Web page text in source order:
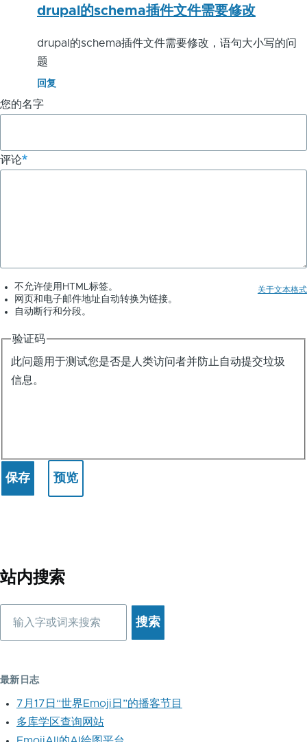
drupal的schema插件文件需要修改
drupal的schema插件文件需要修改，语句大小写的问
题
回复
您的名字
评论
关于文本格式
不允许使用HTML标签。
网页和电子邮件地址自动转换为链接。
自动断行和分段。
验证码
此问题用于测试您是否是人类访问者并防止自动提交垃圾
信息。
站内搜索
最新日志
7月17日“世界Emoji日”的播客节目
多库学区查询网站